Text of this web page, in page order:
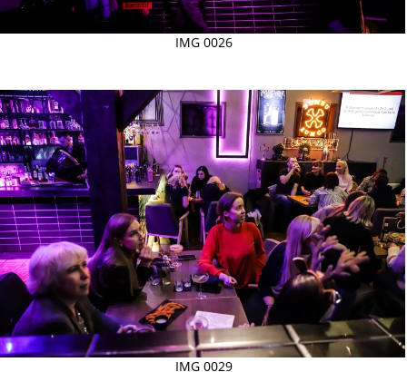
IMG 0026
IMG 0029